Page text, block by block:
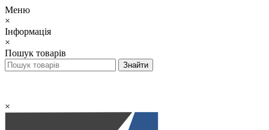
Меню
×
Інформація
×
Пошук товарів
×